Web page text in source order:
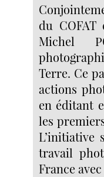
du COFAT
Michel
Terre. Ce
actions
en éditant
les
L’initiative
travail
France